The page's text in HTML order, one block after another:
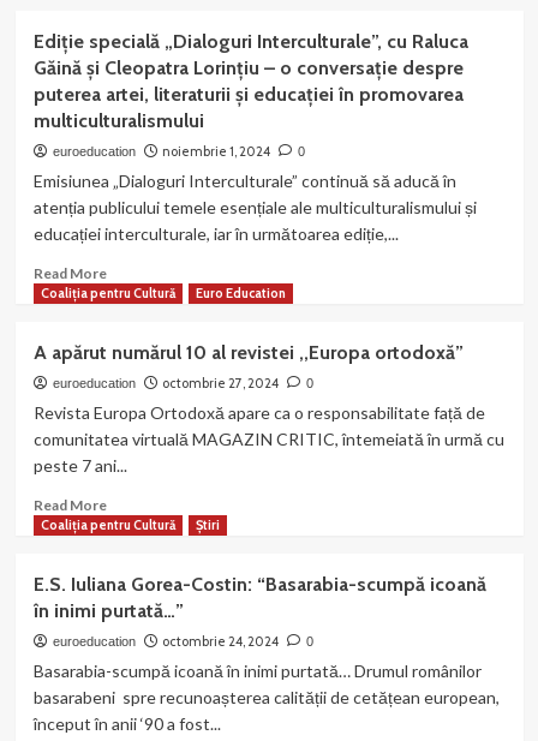
Iuliana
Gorea-
Costin,
scrisoare deschisă pentru români
Ediție specială „Dialoguri Interculturale”, cu Raluca
Găină și Cleopatra Lorințiu – o conversație despre
puterea artei, literaturii și educației în promovarea
multiculturalismului
euroeducation noiembrie 1, 2024 0
Emisiunea „Dialoguri Interculturale” continuă să aducă în
atenția publicului temele esențiale ale multiculturalismului și
educației interculturale, iar în următoarea ediție,...
Read MoreRead
more
specială
„Dialoguri
Interculturale”,
Găină
Cleopatra
o
conversație
despre
artei,
literaturii
și
Coaliția pentru Cultură Euro Education
A apărut numărul 10 al revistei ,,Europa ortodoxă”
euroeducation octombrie 27, 2024 0
Revista Europa Ortodoxă apare ca o responsabilitate față de
comunitatea virtuală MAGAZIN CRITIC, întemeiată în urmă cu
peste 7 ani...
Read MoreRead
more
apărut
numărul
10
revistei
,,Europa
ortodoxă”
Coaliția pentru Cultură Știri
E.S. Iuliana Gorea-Costin: “Basarabia-scumpă icoană
în inimi purtată…”
euroeducation octombrie 24, 2024 0
Basarabia-scumpă icoană în inimi purtată… Drumul românilor
basarabeni spre recunoașterea calității de cetățean european,
început în anii ‘90 a fost...